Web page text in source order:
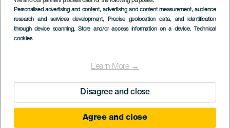
Personalised advertising and content, advertising and content measurement, audience
research and services development, Precise geolocation data, and identification
through device scanning, Store and/or access information on a device, Technical
cookies
Learn More →
Disagree and close
Agree and close
Imagen
Listado